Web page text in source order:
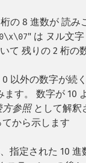
の 8 進数が 読
" は ヌル文
て 残りの 2 桁の
以外の数字が続
ます。 数字が 10
方参照として解釈
から示します
指定された 10